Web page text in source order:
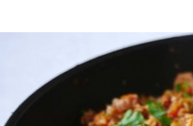
с мясом и томатами по-